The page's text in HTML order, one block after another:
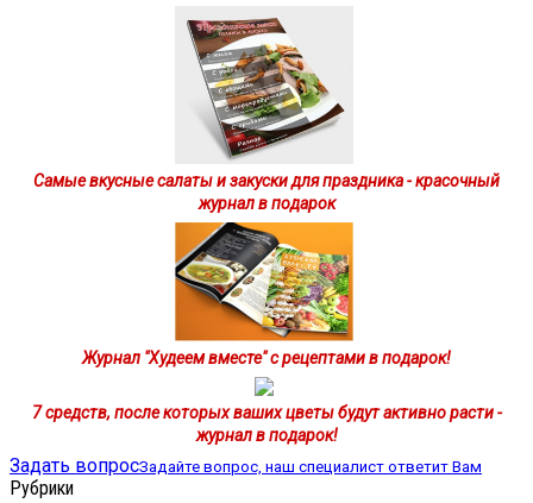
Самые вкусные салаты и закуски для праздника - красочный
журнал в подарок
Журнал "Худеем вместе" с рецептами в подарок!
7 средств, после которых ваших цветы будут активно расти -
журнал в подарок!
Задать вопросЗадайте вопрос, наш специалист ответит Вам
Рубрики